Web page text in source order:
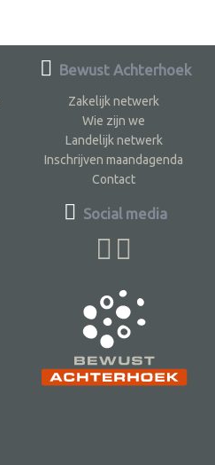
Bewust Achterhoek
Zakelijk netwerk
Wie zijn we
Landelijk netwerk
Inschrijven maandagenda
Contact
Social media